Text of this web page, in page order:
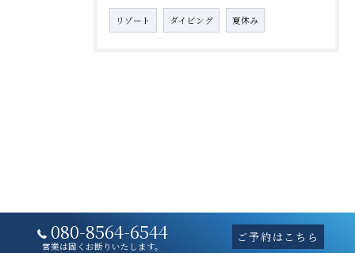
リゾート ダイビング 夏休み
080-8564-6544
営業は固くお断りいたします。
ご予約はこちら